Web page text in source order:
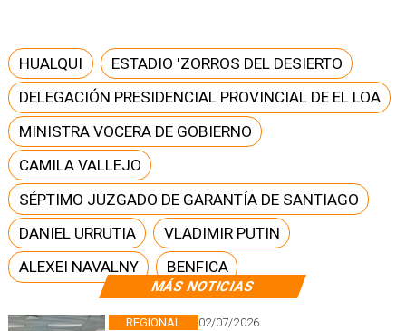
MÁS NOTICIAS
02/07/2026
REGIONAL
HUALQUI
ESTADIO 'ZORROS DEL DESIERTO
DELEGACIÓN PRESIDENCIAL PROVINCIAL DE EL LOA
MINISTRA VOCERA DE GOBIERNO
CAMILA VALLEJO
SÉPTIMO JUZGADO DE GARANTÍA DE SANTIAGO
DANIEL URRUTIA
VLADIMIR PUTIN
ALEXEI NAVALNY
BENFICA